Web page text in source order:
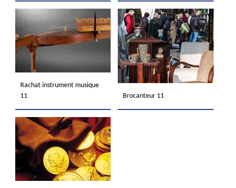
Rachat instrument musique
11
Brocanteur 11